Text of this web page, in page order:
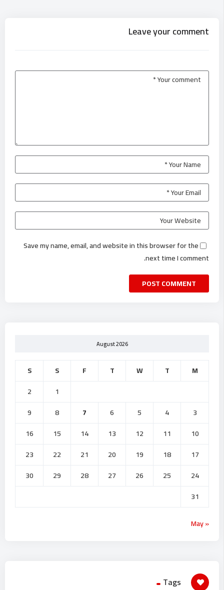
Leave your comment
Save my name, email, and website in this browser for the
next time I comment.
August 2026
M
T
W
T
F
S
S
1
2
3
4
5
6
7
8
9
10
11
12
13
14
15
16
17
18
19
20
21
22
23
24
25
26
27
28
29
30
31
« May
Tags